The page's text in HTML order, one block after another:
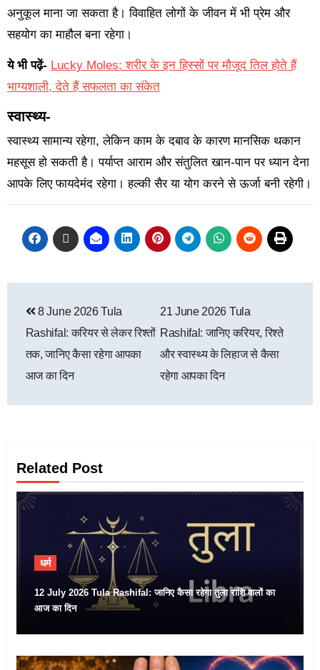
अनुकूल माना जा सकता है। विवाहित लोगों के जीवन में भी प्रेम और
सहयोग का माहौल बना रहेगा।
ये भी पढ़ें- Lucky Moles: शरीर के इन हिस्सों पर मौजूद तिल होते हैं
भाग्यशाली, देते हैं सफलता का संकेत
स्वास्थ्य-
स्वास्थ्य सामान्य रहेगा, लेकिन काम के दबाव के कारण मानसिक थकान
महसूस हो सकती है। पर्याप्त आराम और संतुलित खान-पान पर ध्यान देना
आपके लिए फायदेमंद रहेगा। हल्की सैर या योग करने से ऊर्जा बनी रहेगी।
8 June 2026 Tula
Rashifal: करियर से लेकर रिश्तों
तक, जानिए कैसा रहेगा आपका
आज का दिन
21 June 2026 Tula
Rashifal: जानिए करियर, रिश्ते
और स्वास्थ्य के लिहाज से कैसा
रहेगा आपका दिन
Related Post
धर्म
12 July 2026 Tula Rashifal: जानिए कैसा रहेगा तुला राशि वालों का
आज का दिन